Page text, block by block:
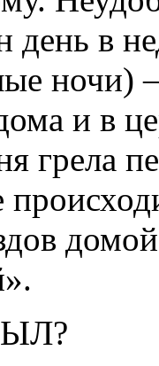
день в
и в
грела